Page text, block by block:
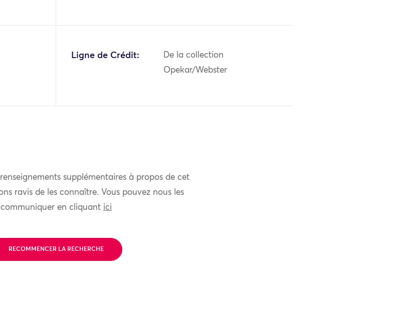
Ligne de Crédit:
De la collection
Opekar/Webster
supplémentaires à propos de cet
ravis de les connaître. Vous pouvez nous les
communiquer en cliquant ici
RECOMMENCER LA RECHERCHE